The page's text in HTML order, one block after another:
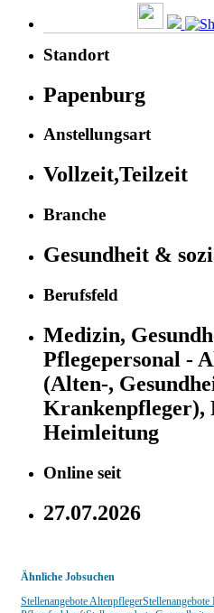
Standort
Papenburg
Anstellungsart
Vollzeit,Teilzeit
Branche
Gesundheit &
Berufsfeld
Medizin,
Pflegepersonal -
(Alten-,
Krankenpfleger),
Heimleitung
Online seit
27.07.2026
Ähnliche Jobsuchen
Stellenangebote Altenpfleger